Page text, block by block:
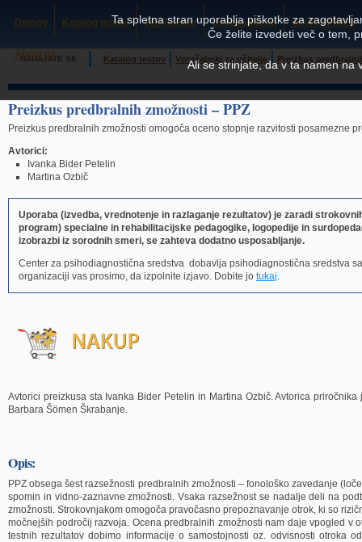
Domov Katalog testov TESTcenter Usposabljanja SCHUHFRIED
About us
NAHAJATE SE: Katalog testov Vprašalniki za učitelje Preizkus
Preizkus predbralnih zmožnosti – PPZ
Preizkus predbralnih zmožnosti omogoča oceno stopnje razvitosti posamezne
Avtorici:
Ivanka Bider Petelin
Martina Ozbič
Uporaba (izvedba, vrednotenje in razlaganje rezultatov) je zaradi
program) specialne in rehabilitacijske pedagogike, logopedije in
izobrazbi iz sorodnih smeri, se zahteva dodatno usposabljanje.
Center za psihodiagnostična sredstva dobavlja psihodiagnostična sredstva
organizaciji vas prosimo, da izpolnite izjavo. Dobite jo tukaj.
Avtorici preizkusa sta Ivanka Bider Petelin in Martina Ozbič. Avtorica
Barbara Šömen Škrabanje.
Opis:
PPZ obsega šest razsežnosti predbralnih zmožnosti – fonološko zavedanje
spomin in vidno-zaznavne zmožnosti. Vsaka razsežnost se nadalje deli na
zmožnosti. Strokovnjakom omogoča pravočasno prepoznavanje otrok, ki so
močnejših področij razvoja. Ocena predbralnih zmožnosti nam daje vpogled
testnih rezultatov dobimo informacije o samostojnosti oz. odvisnosti otroka
Ta spletna stran uporablja piškotke za
Če želite izvedeti več o tem,
Ali se strinjate, da v ta namen na